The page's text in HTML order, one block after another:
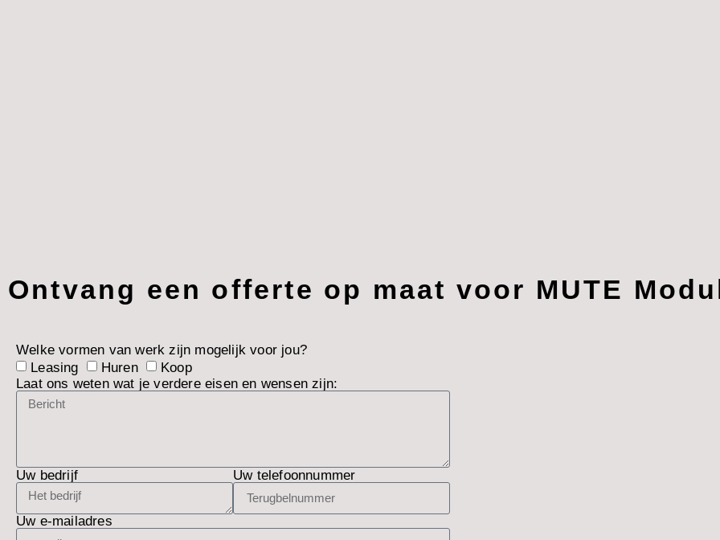
Ontvang een offerte op maat voor MUTE
Welke vormen van werk zijn mogelijk voor jou?
Leasing
Huren
Koop
Laat ons weten wat je verdere eisen en wensen zijn:
Uw bedrijf Uw telefoonnummer
Uw e-mailadres